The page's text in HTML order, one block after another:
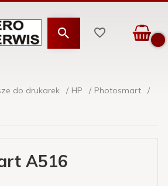
do drukarek HP Photosmart
A516